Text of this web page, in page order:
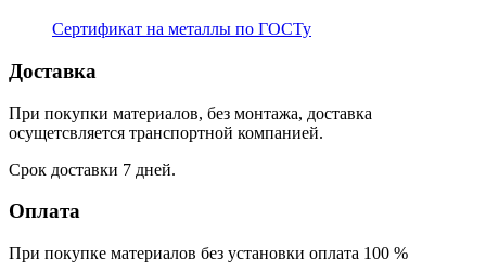
Сертификат на металлы по ГОСТу
Доставка
При покупки материалов, без монтажа, доставка
осущетсвляется транспортной компанией.
Срок доставки 7 дней.
Оплата
При покупке материалов без установки оплата 100 %